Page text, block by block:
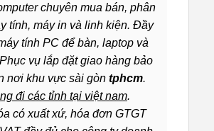
chuyên mua bán, phân
tính, máy in và linh kiện. Đầy
tính PC để bàn, laptop và
vụ lắp đặt giao hàng bảo
nơi khu vực sài gòn tphcm.
đi các tỉnh tại việt nam.
có xuất xứ, hóa đơn GTGT